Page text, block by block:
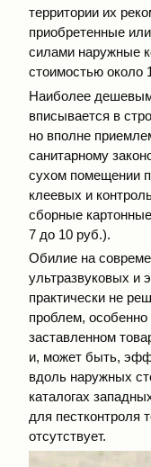
территории их
приобретенные
силами наружные
стоимостью около
Наиболее
вписывается в
но вполне
санитарному
сухом помещении
кле­евых и
сборные
7 до 10 руб.).
Обилие на
ультразвуковых и
практически не
проблем,
заставленном
и, может быть,
вдоль наружных
каталогах
для пестконтроля
отсутствует.